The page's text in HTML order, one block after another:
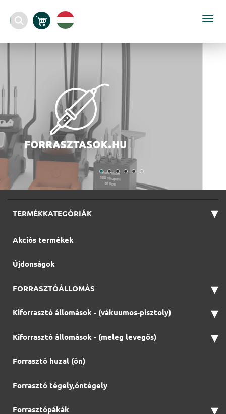
TERMÉKKATEGÓRIÁK ▾
Akciós termékek
Újdonságok
FORRASZTÓÁLLOMÁS ▾
Kiforrasztó állomások - (vákuumos-pisztoly) ▾
Kiforrasztó állomások - (meleg levegős) ▾
Forrasztó huzal (ón)
Forrasztó tégely,óntégely
Forrasztópákák ▾